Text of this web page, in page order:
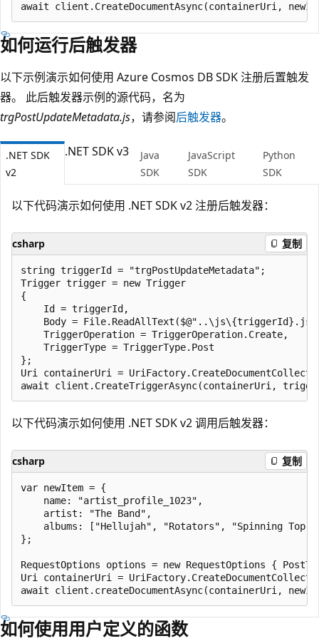
如何运行后触发器
以下示例演示如何使用 Azure Cosmos DB SDK 注册后置触发
器。 此后触发器示例的源代码，名为
trgPostUpdateMetadata.js，请参阅后触发器。
.NET SDK
v2
.NET SDK v3
Java
SDK
JavaScript
SDK
Python
SDK
以下代码演示如何使用 .NET SDK v2 注册后触发器：
csharp 复制
string triggerId = "trgPostUpdateMetadata";
Trigger trigger = new Trigger
{
    Id = triggerId,
Body =
    TriggerOperation = TriggerOperation.Create,
    TriggerType = TriggerType.Post
};
Uri containerUri =
以下代码演示如何使用 .NET SDK v2 调用后触发器：
csharp 复制
var newItem = {
    name: "artist_profile_1023",
    artist: "The Band",
    albums: ["Hellujah", "Rotators", "Spinning Top"]
};
RequestOptions options = new RequestOptions {
Uri containerUri =
如何使用用户定义的函数